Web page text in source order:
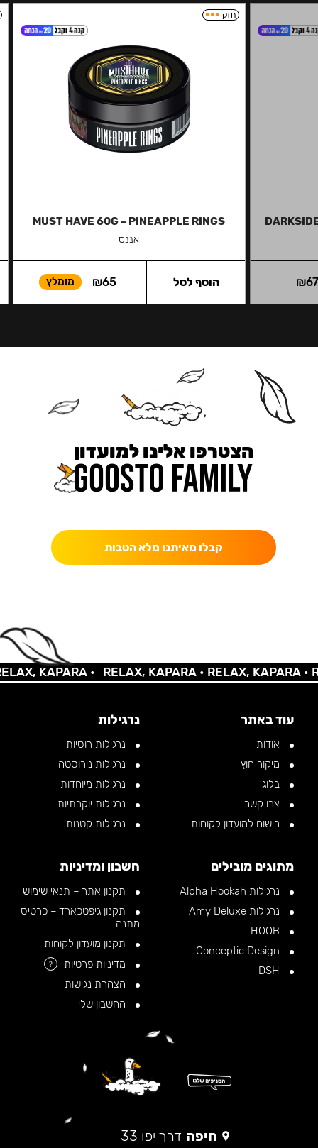
₪
חזק
MUST HAVE 60G – PINEAPPLE RINGS
אננס
₪65 מומלץ הוסף לסל
הצטרפו אלינו למועדון
קבלו מאיתנו מלא הטבות
KAPARA • RELAX, KAPARA •RELAX, KAPARA •
עוד באתר
אודות
מיקור חוץ
בלוג
צרו קשר
רישום למועדון לקוחות
נרגילות
נרגילות רוסיות
נרגילות נירוסטה
נרגילות מיוחדות
נרגילות יוקרתיות
נרגילות קטנות
מתוגים מובילים
נרגילות Alpha Hookah
נרגילות Amy Deluxe
חשבון ומדיניות
תקנון אתר – תנאי שימוש
תקנון גיפטכארד – כרטיס
מתנה
תקנון מועדון לקוחות
מדיניות פרטיות
?
הצהרת נגישות
החשבון שלי
חיפה דרך יפו 33